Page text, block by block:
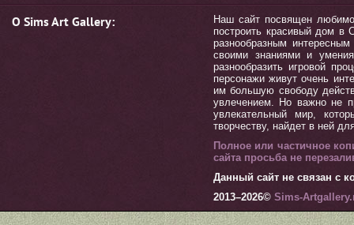
О Sims Art Gallery:
Наш сайт посвящен
построить красивый дом в
разнообразным
своими знаниями и
разнообразить игровой
персонажи живут очень
им большую свободу
увлечением. Но важно не
увлекательный мир,
творчеству, найдет в ней
Полное или частичное
сайта просьба не
Данный сайт не связан с
2013–2026© Sims-